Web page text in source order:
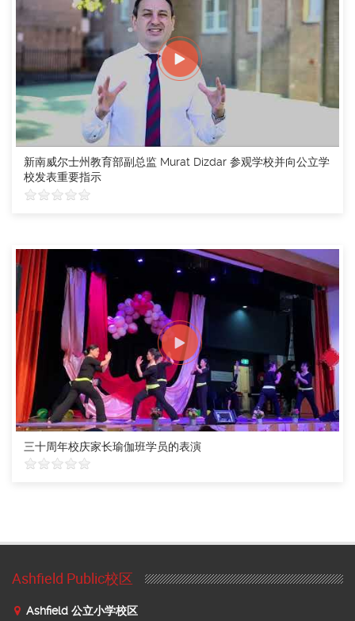
新南威尔士州教育部副总监 Murat Dizdar 参观学校并向公立学
校发表重要指示
三十周年校庆家长瑜伽班学员的表演
Ashfield Public校区
Ashfield 公立小学校区